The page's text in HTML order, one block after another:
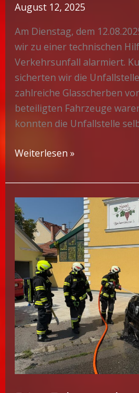
August 12, 2025
Am Dienstag, dem
wir zu einer technischen
Verkehrsunfall alarmiert.
sicherten wir die
zahlreiche Glasscherben
beteiligten Fahrzeuge
konnten die Unfallstelle
TO
Technische
Hilfeleistung
nach
VU
Weiterlesen »